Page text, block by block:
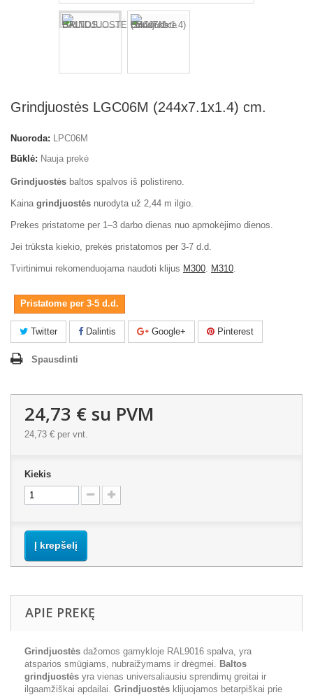
Grindjuostės LGC06M (244x7.1x1.4) cm.
Nuoroda: LPC06M
Būklė: Nauja prekė
Grindjuostės baltos spalvos iš polistireno.
Kaina grindjuostės nurodyta už 2,44 m ilgio.
Prekes pristatome per 1–3 darbo dienas nuo apmokėjimo dienos.
Jei trūksta kiekio, prekės pristatomos per 3-7 d.d.
Tvirtinimui rekomenduojama naudoti klijus M300. M310.
Pristatome per 3-5 d.d.
Twitter Dalintis Google+ Pinterest
Spausdinti
24,73 € su PVM
24,73 € per vnt.
Kiekis
Į krepšelį
APIE PREKĘ
Grindjuostės dažomos gamykloje RAL9016 spalva, yra
atsparios smūgiams, nubraižymams ir drėgmei. Baltos
grindjuostės yra vienas universaliausiu sprendimų greitai ir
ilgaamžiškai apdailai. Grindjuostės klijuojamos betarpiškai prie